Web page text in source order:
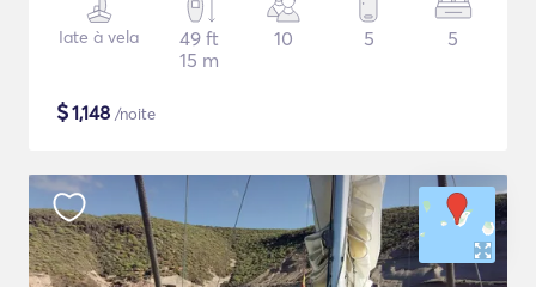
Iate à vela
49 ft
15 m
10 5 5
$1,148 /noite